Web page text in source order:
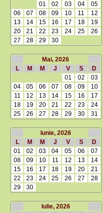
01
02 03 04
05
06
07 08 09 10 11
12
13
14 15 16 17 18
19
20
21 22 23 24 25
26
27
28 29 30
Mai, 2026
L
M M J V S
D
01
02
03
04
05 06 07 08 09
10
11
12 13 14 15 16
17
18
19 20 21 22 23
24
25
26 27 28 29 30 31
Iunie, 2026
L
M M J V S
D
01
02 03 04 05 06
07
08
09 10 11 12 13
14
15
16 17 18 19 20
21
22
23 24 25 26 27
28
29
30
Iulie, 2026